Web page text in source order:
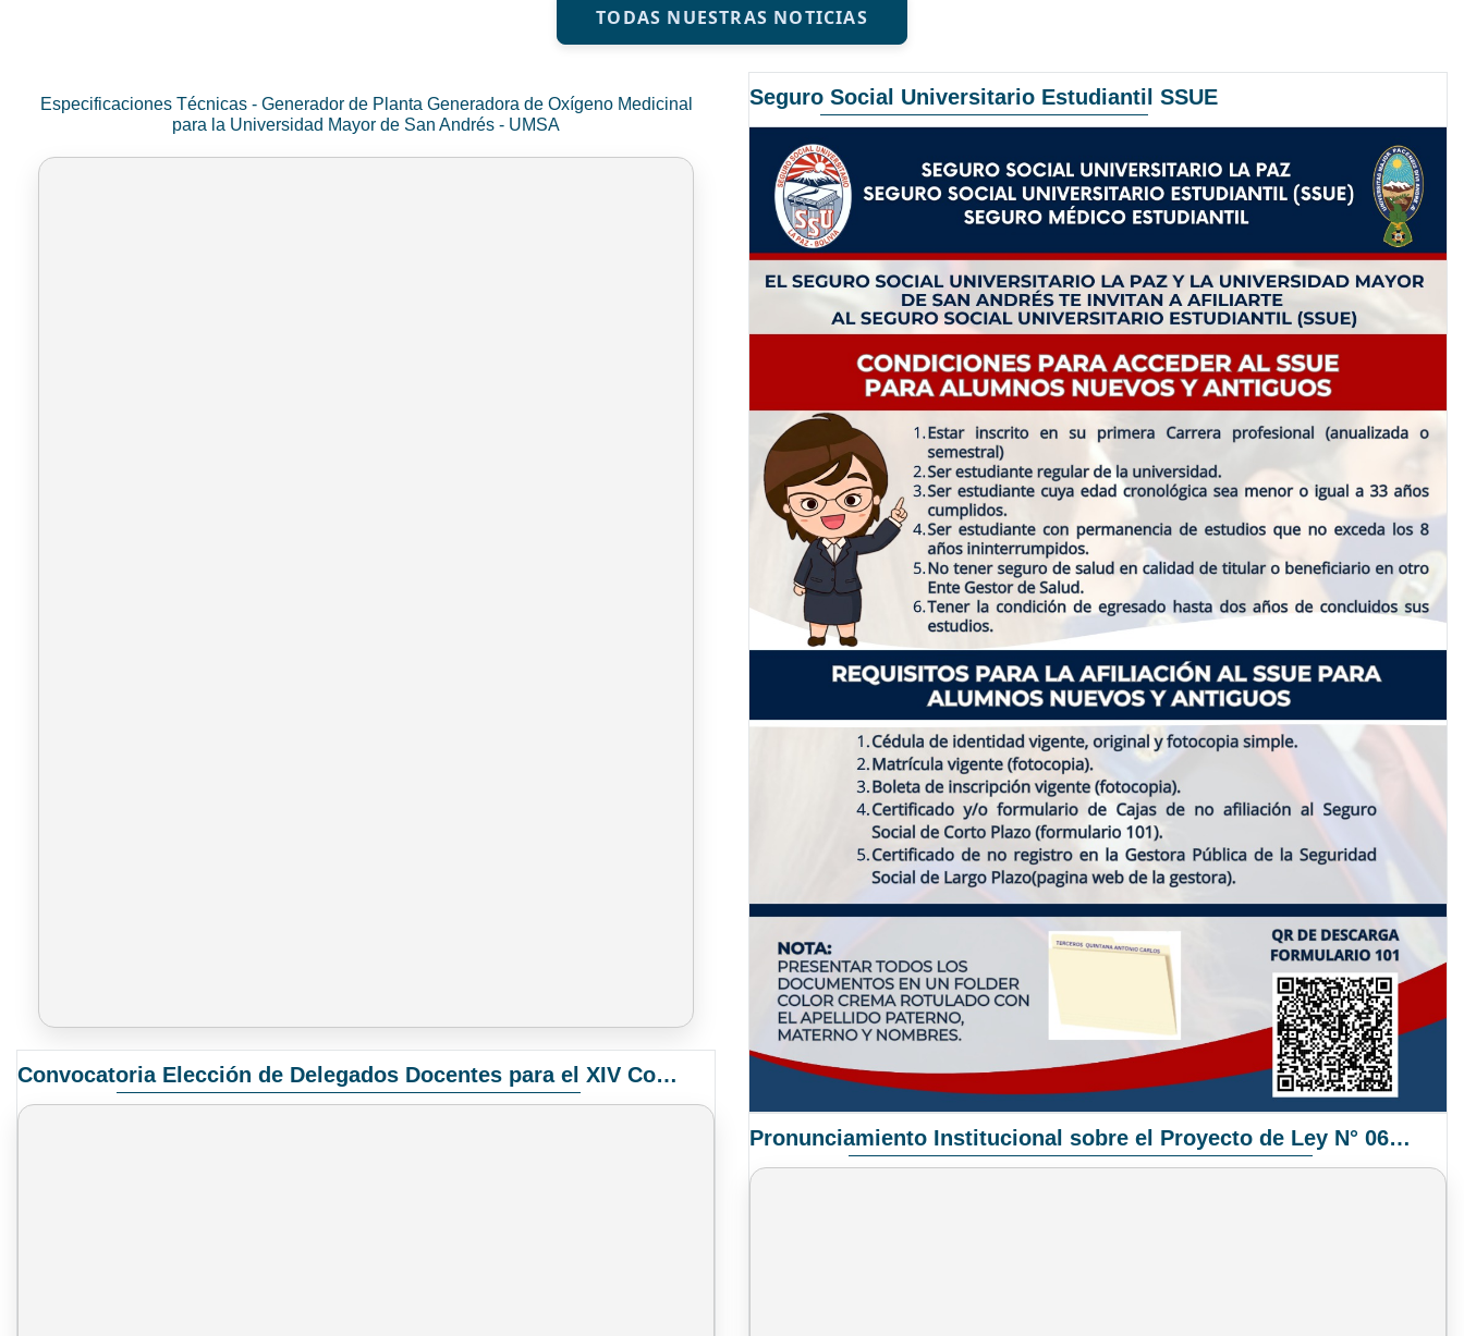
TODAS NUESTRAS NOTICIAS
Especificaciones Técnicas - Generador de Planta Generadora de Oxígeno Medicinal
para la Universidad Mayor de San Andrés - UMSA
Convocatoria Elección de Delegados Docentes para el XIV Congreso Nacional de Universidades
Seguro Social Universitario Estudiantil SSUE
Pronunciamiento Institucional sobre el Proyecto de Ley N° 068/2025-2026 C.S.